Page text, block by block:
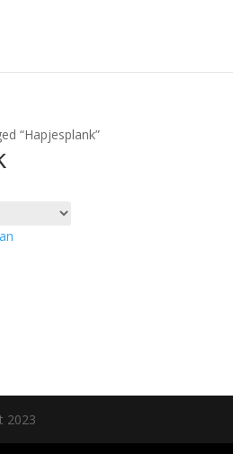
“Hapjesplank”
2023